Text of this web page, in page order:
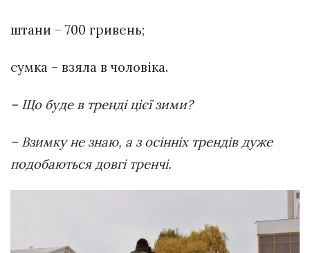
штани – 700 гривень;
сумка – взяла в чоловіка.
– Що буде в тренді цієї зими?
– Взимку не знаю, а з осінніх трендів дуже
подобаються довгі тренчі.